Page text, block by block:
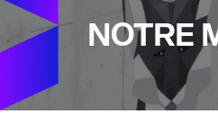
NOTRE